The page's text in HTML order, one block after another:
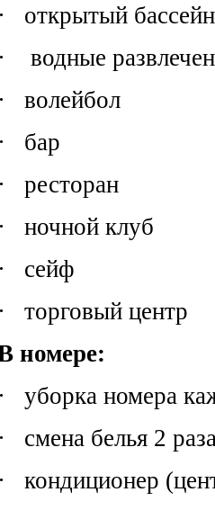
·
открытый бассейн
·
водные
·
волейбол
·
бар
·
ресторан
·
ночной клуб
·
сейф
·
торговый центр
номере:
·
уборка номера
·
смена белья 2
·
кондиционер